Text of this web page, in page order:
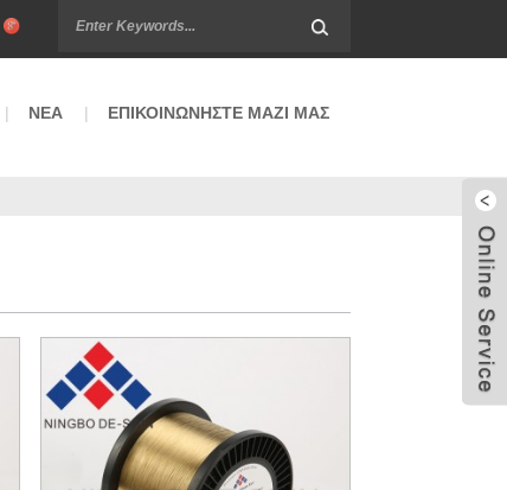
ΝΈΑ ΕΠΙΚΟΙΝΩΝΉΣΤΕ ΜΑΖΊ ΜΑΣ